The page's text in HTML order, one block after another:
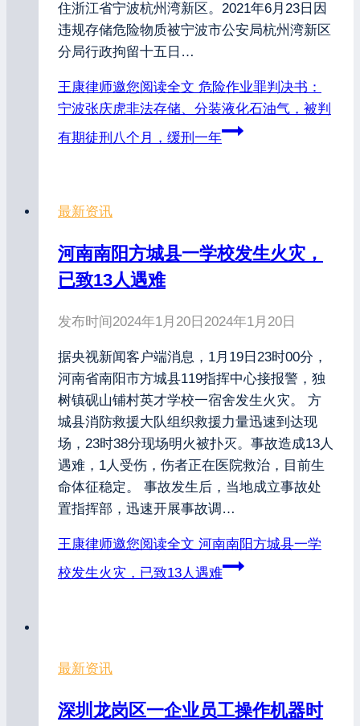
住浙江省宁波杭州湾新区。2021年6月23日因
违规存储危险物质被宁波市公安局杭州湾新区
分局行政拘留十五日…
王康律师邀您阅读全文 危险作业罪判决书：
宁波张庆虎非法存储、分装液化石油气，被判
有期徒刑八个月，缓刑一年
最新资讯
河南南阳方城县一学校发生火灾，
已致13人遇难
发布时间2024年1月20日 2024年1月20日
据央视新闻客户端消息，1月19日23时00分，
河南省南阳市方城县119指挥中心接报警，独
树镇砚山铺村英才学校一宿舍发生火灾。 方
城县消防救援大队组织救援力量迅速到达现
场，23时38分现场明火被扑灭。事故造成13人
遇难，1人受伤，伤者正在医院救治，目前生
命体征稳定。 事故发生后，当地成立事故处
置指挥部，迅速开展事故调…
王康律师邀您阅读全文 河南南阳方城县一学
校发生火灾，已致13人遇难
最新资讯
深圳龙岗区一企业员工操作机器时